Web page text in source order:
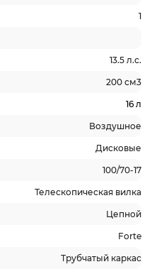
1
13.5 л.с.
200 см3
16 л
Воздушное
Дисковые
100/70-17
Телескопическая вилка
Цепной
Forte
Трубчатый каркас